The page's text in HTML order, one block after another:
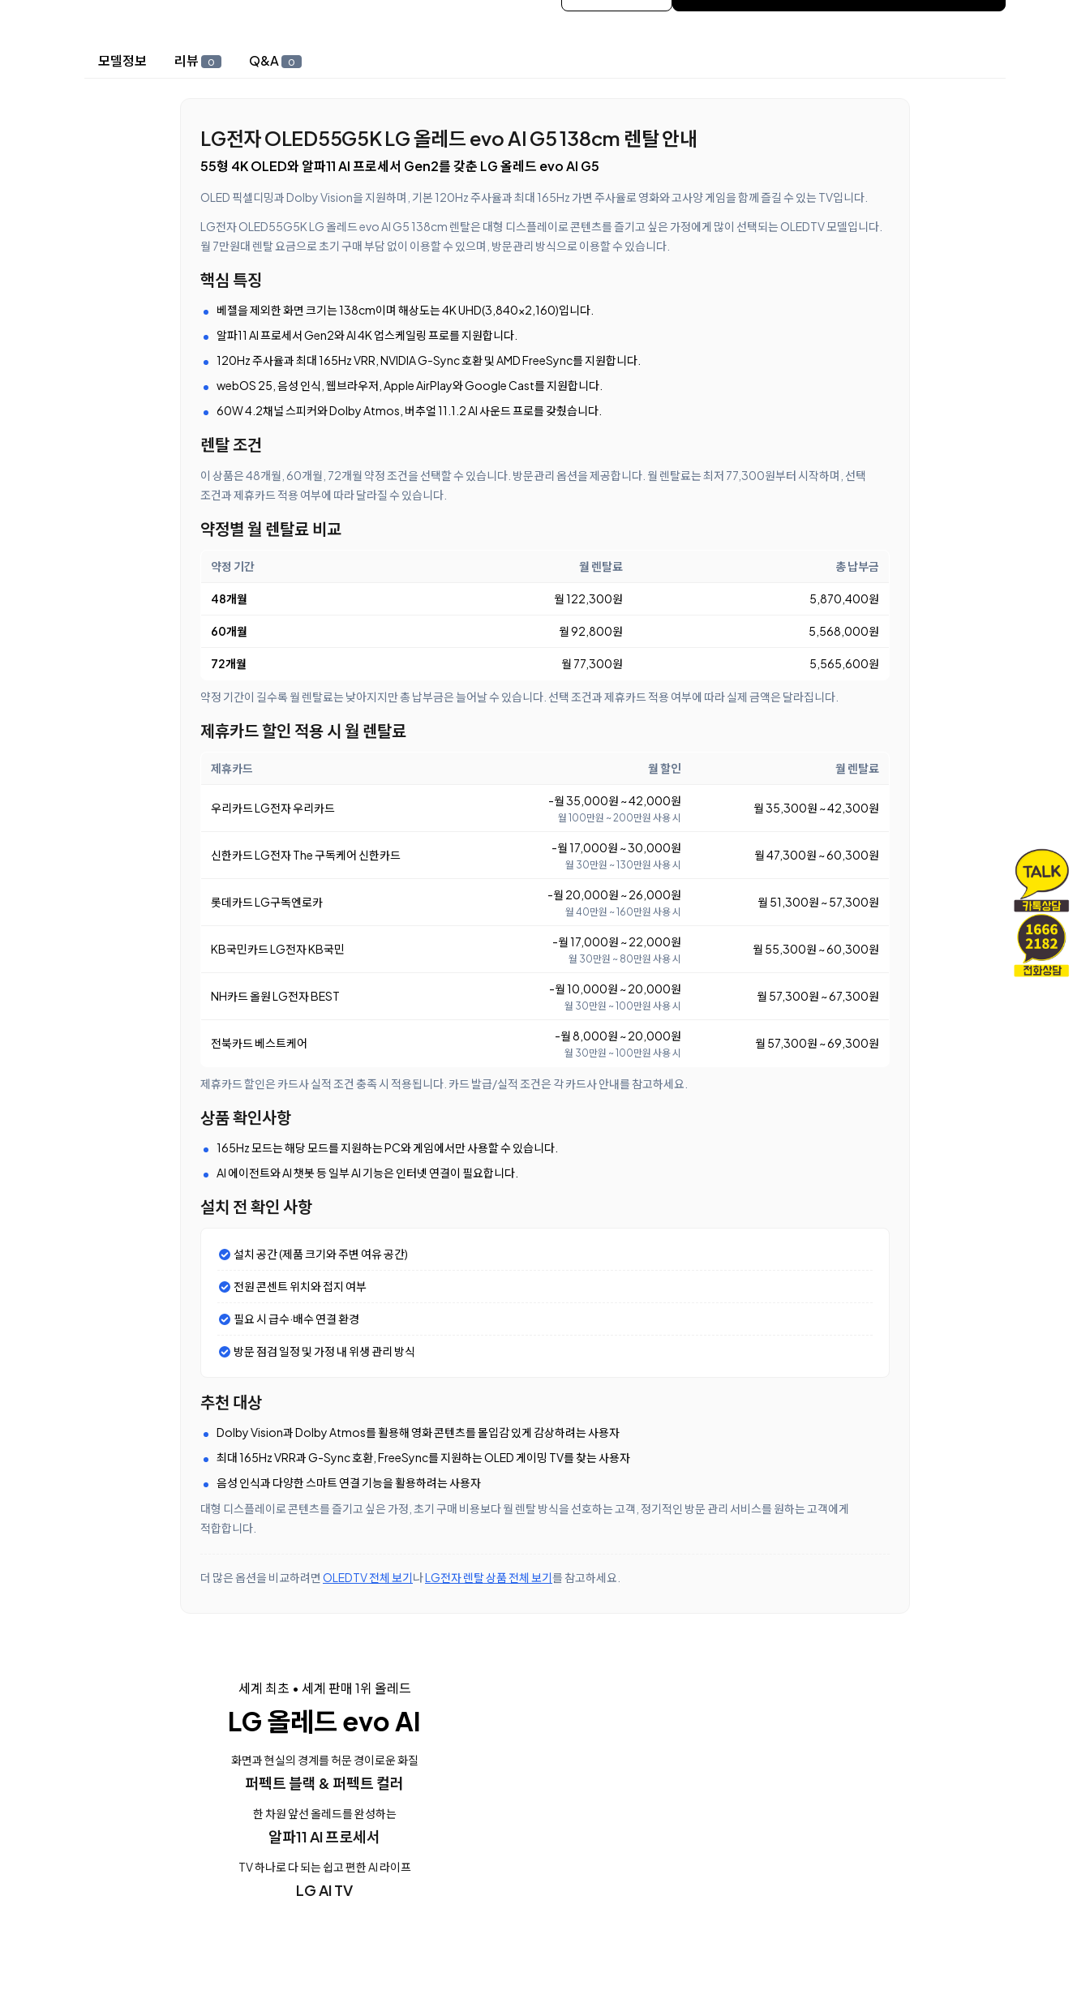
상세 정보
모델정보 리뷰 0 Q&A 0
LG전자 OLED55G5K LG 올레드 evo AI G5 138cm 렌탈 안내
55형 4K OLED와 알파11 AI 프로세서 Gen2를 갖춘 LG 올레드 evo AI G5
OLED 픽셀디밍과 Dolby Vision을 지원하며, 기본 120Hz 주사율과 최대 165Hz 가변 주사율로 영화와 고사양 게임을 함께 즐길 수 있는 TV입니다.
LG전자 OLED55G5K LG 올레드 evo AI G5 138cm 렌탈은 대형 디스플레이로 콘텐츠를 즐기고 싶은 가정에게 많이 선택되는 OLEDTV 모델입니다.
월 7만원대 렌탈 요금으로 초기 구매 부담 없이 이용할 수 있으며, 방문관리 방식으로 이용할 수 있습니다.
핵심 특징
베젤을 제외한 화면 크기는 138cm이며 해상도는 4K UHD(3,840×2,160)입니다.
알파11 AI 프로세서 Gen2와 AI 4K 업스케일링 프로를 지원합니다.
120Hz 주사율과 최대 165Hz VRR, NVIDIA G-Sync 호환 및 AMD FreeSync를 지원합니다.
webOS 25, 음성 인식, 웹브라우저, Apple AirPlay와 Google Cast를 지원합니다.
60W 4.2채널 스피커와 Dolby Atmos, 버추얼 11.1.2 AI 사운드 프로를 갖췄습니다.
렌탈 조건
이 상품은 48개월, 60개월, 72개월 약정 조건을 선택할 수 있습니다. 방문관리 옵션을 제공합니다. 월 렌탈료는 최저 77,300원부터 시작하며, 선택
조건과 제휴카드 적용 여부에 따라 달라질 수 있습니다.
약정별 월 렌탈료 비교
약정 기간 월 렌탈료 총 납부금
48개월 월 122,300원 5,870,400원
60개월 월 92,800원 5,568,000원
72개월 월 77,300원 5,565,600원
약정 기간이 길수록 월 렌탈료는 낮아지지만 총 납부금은 늘어날 수 있습니다. 선택 조건과 제휴카드 적용 여부에 따라 실제 금액은 달라집니다.
제휴카드 할인 적용 시 월 렌탈료
제휴카드 월 할인 월 렌탈료
우리카드 LG전자 우리카드 -월 35,000원 ~ 42,000원
월 100만원 ~ 200만원 사용 시
월 35,300원 ~ 42,300원
신한카드 LG전자 The 구독케어 신한카드 -월 17,000원 ~ 30,000원
월 30만원 ~ 130만원 사용 시
월 47,300원 ~ 60,300원
롯데카드 LG구독엔로카 -월 20,000원 ~ 26,000원
월 40만원 ~ 160만원 사용 시
월 51,300원 ~ 57,300원
KB국민카드 LG전자 KB국민 -월 17,000원 ~ 22,000원
월 30만원 ~ 80만원 사용 시
월 55,300원 ~ 60,300원
NH카드 올원 LG전자 BEST -월 10,000원 ~ 20,000원
월 30만원 ~ 100만원 사용 시
월 57,300원 ~ 67,300원
전북카드 베스트케어 -월 8,000원 ~ 20,000원
월 30만원 ~ 100만원 사용 시
월 57,300원 ~ 69,300원
제휴카드 할인은 카드사 실적 조건 충족 시 적용됩니다. 카드 발급/실적 조건은 각 카드사 안내를 참고하세요.
상품 확인사항
165Hz 모드는 해당 모드를 지원하는 PC와 게임에서만 사용할 수 있습니다.
AI 에이전트와 AI 챗봇 등 일부 AI 기능은 인터넷 연결이 필요합니다.
설치 전 확인 사항
설치 공간 (제품 크기와 주변 여유 공간)
전원 콘센트 위치와 접지 여부
필요 시 급수·배수 연결 환경
방문 점검 일정 및 가정 내 위생 관리 방식
추천 대상
Dolby Vision과 Dolby Atmos를 활용해 영화 콘텐츠를 몰입감 있게 감상하려는 사용자
최대 165Hz VRR과 G-Sync 호환, FreeSync를 지원하는 OLED 게이밍 TV를 찾는 사용자
음성 인식과 다양한 스마트 연결 기능을 활용하려는 사용자
대형 디스플레이로 콘텐츠를 즐기고 싶은 가정, 초기 구매 비용보다 월 렌탈 방식을 선호하는 고객, 정기적인 방문 관리 서비스를 원하는 고객에게
적합합니다.
더 많은 옵션을 비교하려면 OLEDTV 전체 보기나LG전자 렌탈 상품 전체 보기를 참고하세요.
세계 최초 • 세계 판매 1위 올레드
LG 올레드 evo AI
화면과 현실의 경계를 허문 경이로운 화질
퍼펙트 블랙 & 퍼펙트 컬러
한 차원 앞선 올레드를 완성하는
알파11 AI 프로세서
TV 하나로 다 되는 쉽고 편한 AI 라이프
LG AI TV